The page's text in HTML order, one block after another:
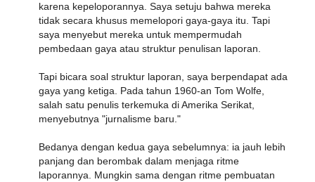
karena kepeloporannya. Saya setuju bahwa mereka
tidak secara khusus memelopori gaya-gaya itu. Tapi
saya menyebut mereka untuk mempermudah
pembedaan gaya atau struktur penulisan laporan.
Tapi bicara soal struktur laporan, saya berpendapat ada
gaya yang ketiga. Pada tahun 1960-an Tom Wolfe,
salah satu penulis terkemuka di Amerika Serikat,
menyebutnya "jurnalisme baru."
Bedanya dengan kedua gaya sebelumnya: ia jauh lebih
panjang dan berombak dalam menjaga ritme
laporannya. Mungkin sama dengan ritme pembuatan